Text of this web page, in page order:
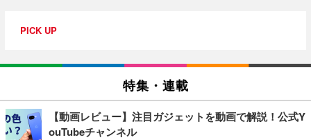
PICK UP
特集・連載
【動画レビュー】注目ガジェットを動画で解説！公式Y
ouTubeチャンネル